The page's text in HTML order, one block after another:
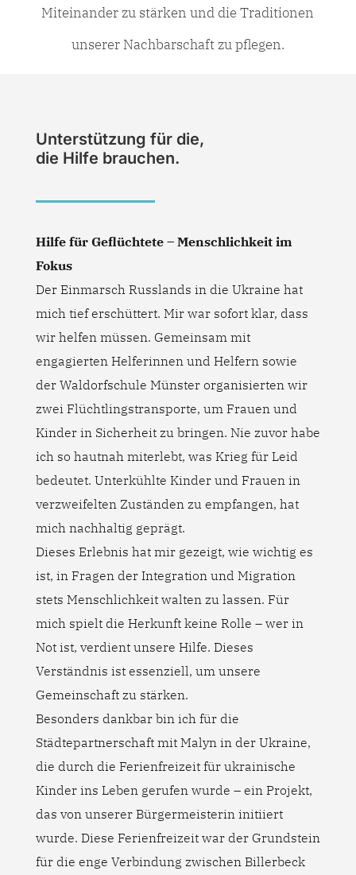
Miteinander zu stärken und die Traditionen
unserer Nachbarschaft zu pflegen.
Unterstützung für die,
die Hilfe brauchen.
Hilfe für Geflüchtete – Menschlichkeit im
Fokus
Der Einmarsch Russlands in die Ukraine hat
mich tief erschüttert. Mir war sofort klar, dass
wir helfen müssen. Gemeinsam mit
engagierten Helferinnen und Helfern sowie
der Waldorfschule Münster organisierten wir
zwei Flüchtlingstransporte, um Frauen und
Kinder in Sicherheit zu bringen. Nie zuvor habe
ich so hautnah miterlebt, was Krieg für Leid
bedeutet. Unterkühlte Kinder und Frauen in
verzweifelten Zuständen zu empfangen, hat
mich nachhaltig geprägt.
Dieses Erlebnis hat mir gezeigt, wie wichtig es
ist, in Fragen der Integration und Migration
stets Menschlichkeit walten zu lassen. Für
mich spielt die Herkunft keine Rolle – wer in
Not ist, verdient unsere Hilfe. Dieses
Verständnis ist essenziell, um unsere
Gemeinschaft zu stärken.
Besonders dankbar bin ich für die
Städtepartnerschaft mit Malyn in der Ukraine,
die durch die Ferienfreizeit für ukrainische
Kinder ins Leben gerufen wurde – ein Projekt,
das von unserer Bürgermeisterin initiiert
wurde. Diese Ferienfreizeit war der Grundstein
für die enge Verbindung zwischen Billerbeck